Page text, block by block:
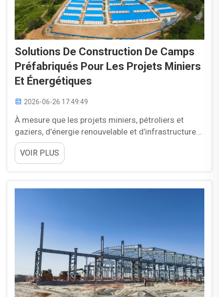
Solutions De Construction De Camps
Préfabriqués Pour Les Projets Miniers
Et Énergétiques
2026-06-26 17:49:49
À mesure que les projets miniers, pétroliers et
gaziers, d’énergie renouvelable et d’infrastructures
continuent de s’étendre vers des zones reculées,
les entreprises rencontrent des défis croissants
liés à la construction de camps pour leurs
économiques. Les méthodes de construction
VOIR PLUS